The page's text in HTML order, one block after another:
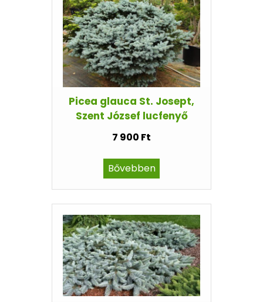
Picea glauca St. Josept,
Szent József lucfenyő
7 900 Ft
Bővebben